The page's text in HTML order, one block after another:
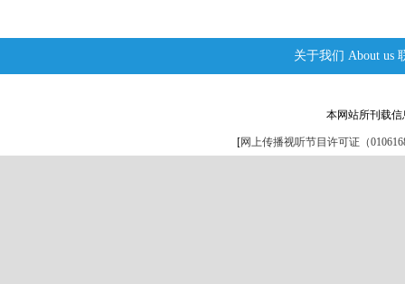
关于我们 About us
本网站所刊载
[网上传播视听节目许可证（